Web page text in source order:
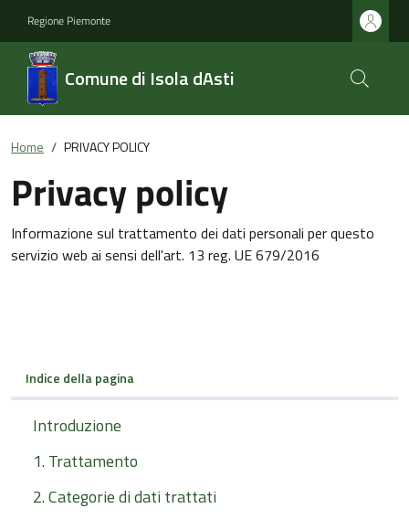
Regione Piemonte
Comune di Isola dAsti
Home PRIVACY POLICY
Privacy policy
Informazione sul trattamento dei dati personali per questo
servizio web ai sensi dell'art. 13 reg. UE 679/2016
Indice della pagina
Introduzione
1. Trattamento
2. Categorie di dati trattati